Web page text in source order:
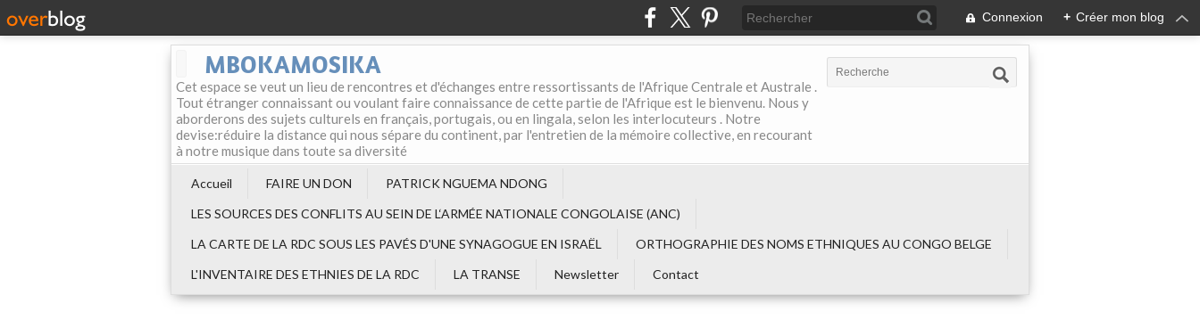
Connexion + Créer mon blog
MBOKAMOSIKA
Cet espace se veut un lieu de rencontres et d'échanges entre ressortissants de l'Afrique Centrale et Australe .
Tout étranger connaissant ou voulant faire connaissance de cette partie de l'Afrique est le bienvenu. Nous y
aborderons des sujets culturels en français, portugais, ou en lingala, selon les interlocuteurs . Notre
devise:réduire la distance qui nous sépare du continent, par l'entretien de la mémoire collective, en recourant
à notre musique dans toute sa diversité
Accueil FAIRE UN DON
PATRICK NGUEMA NDONG
LES SOURCES DES CONFLITS AU SEIN DE L‘ARMÉE NATIONALE CONGOLAISE (ANC)
LA CARTE DE LA RDC SOUS LES PAVÉS D'UNE SYNAGOGUE EN ISRAËL
ORTHOGRAPHIE DES NOMS ETHNIQUES AU CONGO BELGE
L'INVENTAIRE DES ETHNIES DE LA RDC
LA TRANSE Newsletter Contact